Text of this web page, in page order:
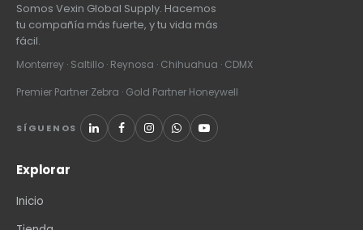
Somos Vexin Global Supply. Hacemos
tu compañía más fuerte, y tu vida más
fácil.
Monterrey · Saltillo · Reynosa · Chihuahua · CDMX
Premier Partner Zebra · Gold Partner Honeywell
SÍGUENOS
Explorar
Inicio